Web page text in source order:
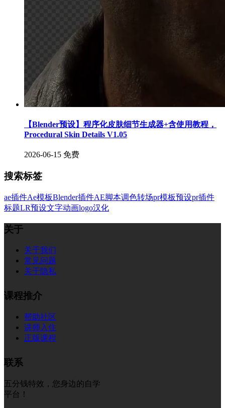
【Blender预设】程序化皮肤细节生成器+含使用教程，
Procedural Skin Details V1.05
2026-06-15 免费
搜索标签
ae插件Ae模板Blender插件AE脚本调色转场pr模板预设pr插件
标题LR预设文字动画logo汉化
关于
关于我们
常见问题
关于隐私
课程推介
帮助社区
讲师入住
正版课程
联系
五分钱特效，您身边的自学
平台！